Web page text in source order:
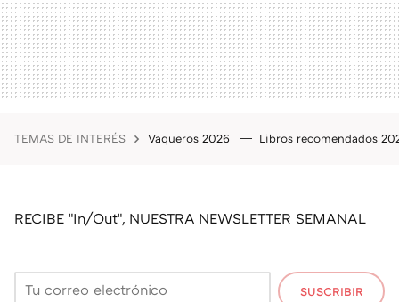
TEMAS DE INTERÉS Vaqueros 2026 Libros recomendados
RECIBE "In/Out", NUESTRA NEWSLETTER SEMANAL
SUSCRIBIR